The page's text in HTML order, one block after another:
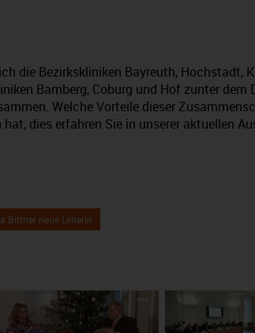
die Bezirkskliniken Bayreuth, Hochstadt,
Bamberg, Coburg und Hof zunter dem
Welche Vorteile dieser
dies erfahren Sie in unserer aktuellen
Bittner neue Leiterin